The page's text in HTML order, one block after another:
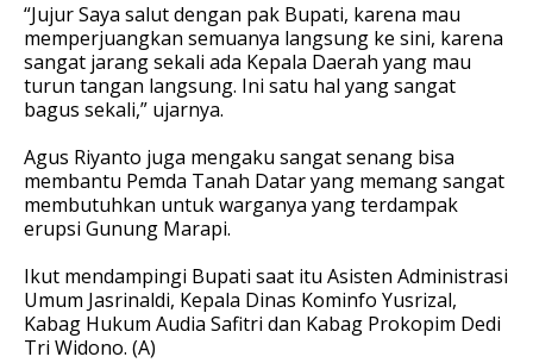
“Jujur Saya salut dengan pak Bupati, karena mau
memperjuangkan semuanya langsung ke sini, karena
sangat jarang sekali ada Kepala Daerah yang mau
turun tangan langsung. Ini satu hal yang sangat
bagus sekali,” ujarnya.
Agus Riyanto juga mengaku sangat senang bisa
membantu Pemda Tanah Datar yang memang sangat
membutuhkan untuk warganya yang terdampak
erupsi Gunung Marapi.
Ikut mendampingi Bupati saat itu Asisten Administrasi
Umum Jasrinaldi, Kepala Dinas Kominfo Yusrizal,
Kabag Hukum Audia Safitri dan Kabag Prokopim Dedi
Tri Widono. (A)